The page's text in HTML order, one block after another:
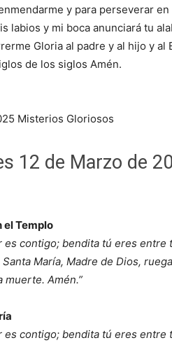
y para perseverar en
labios y mi boca anunciará tu
Gloria al padre y al hijo y al
de los siglos Amén.
Misterios Gloriosos
12 de Marzo de
el Templo
es contigo; bendita tú eres entre
María, Madre de Dios,
muerte. Amén.”
es contigo; bendita tú eres entre